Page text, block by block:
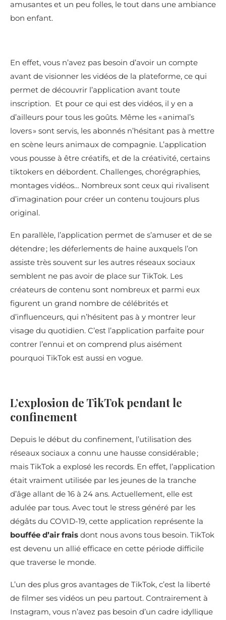
amusantes et un peu folles, le tout dans une ambiance
bon enfant.
En effet, vous n’avez pas besoin d’avoir un compte
avant de visionner les vidéos de la plateforme, ce qui
permet de découvrir l’application avant toute
inscription. Et pour ce qui est des vidéos, il y en a
d’ailleurs pour tous les goûts. Même les « animal’s
lovers » sont servis, les abonnés n’hésitant pas à mettre
en scène leurs animaux de compagnie. L’application
vous pousse à être créatifs, et de la créativité, certains
tiktokers en débordent. Challenges, chorégraphies,
montages vidéos… Nombreux sont ceux qui rivalisent
d’imagination pour créer un contenu toujours plus
original.
En parallèle, l’application permet de s’amuser et de se
détendre ; les déferlements de haine auxquels l’on
assiste très souvent sur les autres réseaux sociaux
semblent ne pas avoir de place sur TikTok. Les
créateurs de contenu sont nombreux et parmi eux
figurent un grand nombre de célébrités et
d’influenceurs, qui n’hésitent pas à y montrer leur
visage du quotidien. C’est l’application parfaite pour
contrer l’ennui et on comprend plus aisément
pourquoi TikTok est aussi en vogue.
L’explosion de TikTok pendant le
confinement
Depuis le début du confinement, l’utilisation des
réseaux sociaux a connu une hausse considérable ;
mais TikTok a explosé les records. En effet, l’application
était vraiment utilisée par les jeunes de la tranche
d’âge allant de 16 à 24 ans. Actuellement, elle est
adulée par tous. Avec tout le stress généré par les
dégâts du COVID-19, cette application représente la
bouffée d’air frais dont nous avons tous besoin. TikTok
est devenu un allié efficace en cette période difficile
que traverse le monde.
L’un des plus gros avantages de TikTok, c’est la liberté
de filmer ses vidéos un peu partout. Contrairement à
Instagram, vous n’avez pas besoin d’un cadre idyllique